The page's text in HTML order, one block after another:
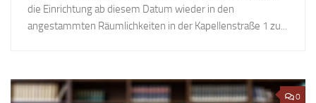
die Einrichtung ab diesem Datum wieder in den
angestammten Räumlichkeiten in der Kapellenstraße 1 zu...
0